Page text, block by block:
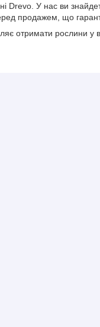
Drevo. У нас ви
продажем, що
рослини у